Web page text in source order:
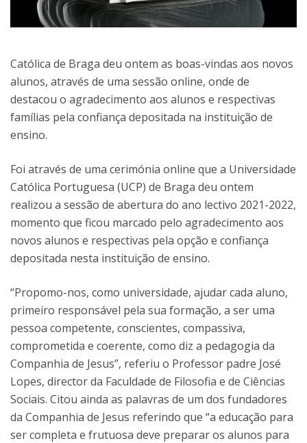
Católica de Braga deu ontem as boas-vindas aos novos
alunos, através de uma sessão online, onde de
destacou o agradecimento aos alunos e respectivas
famílias pela confiança depositada na instituição de
ensino.
Foi através de uma cerimónia online que a Universidade
Católica Portuguesa (UCP) de Braga deu ontem
realizou a sessão de abertura do ano lectivo 2021-2022,
momento que ficou marcado pelo agradecimento aos
novos alunos e respectivas pela opção e confiança
depositada nesta instituição de ensino.
“Propomo-nos, como universidade, ajudar cada aluno,
primeiro responsável pela sua formação, a ser uma
pessoa competente, conscientes, compassiva,
comprometida e coerente, como diz a pedagogia da
Companhia de Jesus”, referiu o Professor padre José
Lopes, director da Faculdade de Filosofia e de Ciências
Sociais. Citou ainda as palavras de um dos fundadores
da Companhia de Jesus referindo que “a educação para
ser completa e frutuosa deve preparar os alunos para